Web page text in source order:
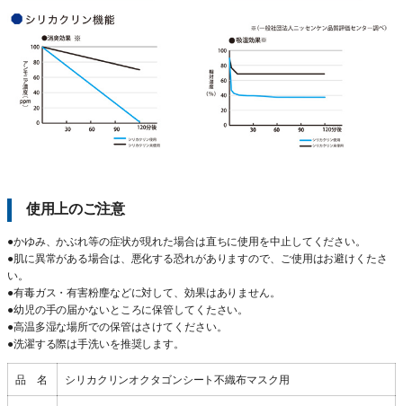
使用上のご注意
●かゆみ、かぶれ等の症状が現れた場合は直ちに使用を中止してください。
●肌に異常がある場合は、悪化する恐れがありますので、ご使用はお避けくたさ
い。
●有毒ガス・有害粉麈などに対して、効果はありません。
●幼児の手の届かないところに保管してくたさい。
●高温多湿な場所での保管はさけてください。
●洗濯する際は手洗いを推奨します。
品 名 シリカクリンオクタゴンシート不織布マスク用